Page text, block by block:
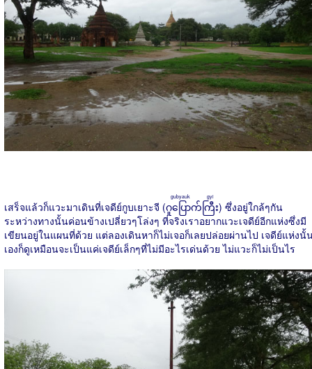
เสร็จแล้วก็แวะมาเดินที่เจดีย์กูบเยาะจี (ဂူပြောက်ကြီး
gubyauk gyi
) ซึ่งอยู่ใกล้ๆกัน
ระหว่างทางนั้นค่อนข้างเปลี่ยวๆโล่งๆ ที่จริงเราอยากแวะเจดีย์อีกแห่งซึ่งมี
เขียนอยู่ในแผนที่ด้วย แต่ลองเดินหาก็ไม่เจอก็เลยปล่อยผ่านไป เจดีย์แห่งนั้
เองก็ดูเหมือนจะเป็นแค่เจดีย์เล็กๆที่ไม่มีอะไรเด่นด้วย ไม่แวะก็ไม่เป็นไร